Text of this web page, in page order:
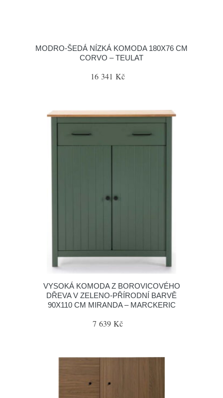
MODRO-ŠEDÁ NÍZKÁ KOMODA 180X76 CM
CORVO – TEULAT
16 341 Kč
VYSOKÁ KOMODA Z BOROVICOVÉHO
DŘEVA V ZELENO-PŘÍRODNÍ BARVĚ
90X110 CM MIRANDA – MARCKERIC
7 639 Kč